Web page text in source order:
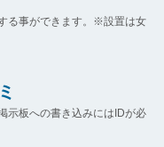
る事ができます。※設置は女
示板への書き込みにはIDが必